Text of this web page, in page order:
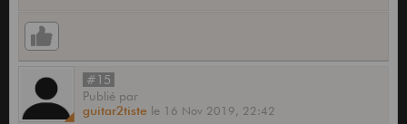
#15
Publié par
guitar2tiste le 16 Nov 2019, 22:42